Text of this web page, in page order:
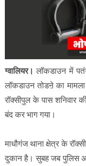
ग्वालियर।लॉकडाउन में
लॉकडाउन तोडऩे का
रॉक्सीपुल के पास शनिवार
बंद कर भाग गया।
माधौगंज थाना क्षेत्र के
दुकान है। सुबह जब पुलिस